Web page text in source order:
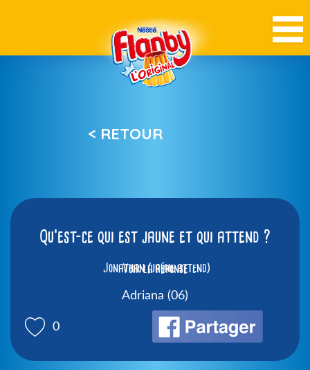
< RETOUR
Qu’est-ce qui est jaune et qui attend ?
Voir la réponse
Jonathan (jaune attend)
0
Adriana (06)